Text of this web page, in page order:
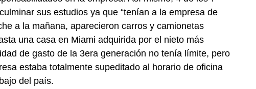
sus estudios ya que “tenían a la empresa de
a la mañana, aparecieron carros y camionetas
una casa en Miami adquirida por el nieto más
de gasto de la 3era generación no tenía límite, pero
estaba totalmente supeditado al horario de oficina
del país.